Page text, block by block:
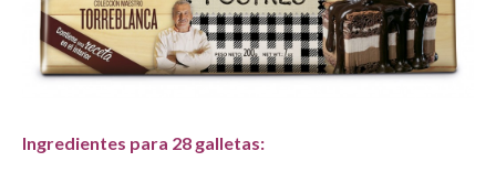
Ingredientes para 28 galletas: